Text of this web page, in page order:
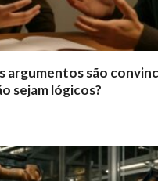
argumentos são
sejam lógicos?